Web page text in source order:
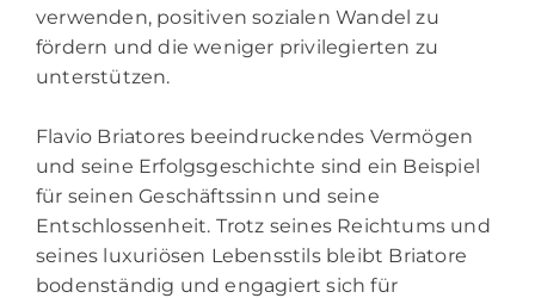
verwenden, positiven sozialen Wandel zu
fördern und die weniger privilegierten zu
unterstützen.
Flavio Briatores beeindruckendes Vermögen
und seine Erfolgsgeschichte sind ein Beispiel
für seinen Geschäftssinn und seine
Entschlossenheit. Trotz seines Reichtums und
seines luxuriösen Lebensstils bleibt Briatore
bodenständig und engagiert sich für